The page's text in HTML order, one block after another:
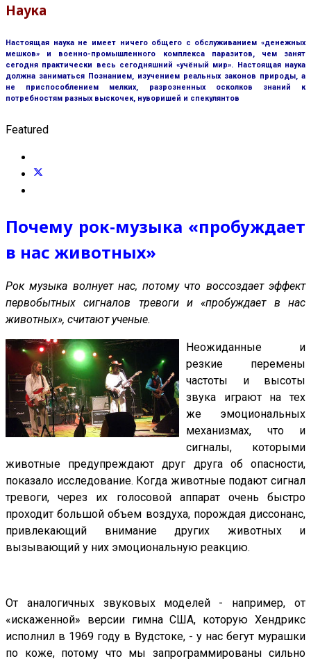
Наука
Настоящая наука не имеет ничего общего с обслуживанием «денежных
мешков» и военно-промышленного комплекса паразитов, чем занят
сегодня практически весь сегодняшний «учёный мир». Настоящая наука
должна заниматься Познанием, изучением реальных законов природы, а
не приспособлением мелких, разрозненных осколков знаний к
потребностям разных выскочек, нуворишей и спекулянтов
Featured
Почему рок-музыка «пробуждает
в нас животных»
Рок музыка волнует нас, потому что воссоздает эффект
первобытных сигналов тревоги и «пробуждает в нас
животных», считают ученые.
Неожиданные и
резкие перемены
частоты и высоты
звука играют на тех
же эмоциональных
механизмах, что и
сигналы, которыми
животные предупреждают друг друга об опасности,
показало исследование. Когда животные подают сигнал
тревоги, через их голосовой аппарат очень быстро
проходит большой объем воздуха, порождая диссонанс,
привлекающий внимание других животных и
вызывающий у них эмоциональную реакцию.
От аналогичных звуковых моделей - например, от
«искаженной» версии гимна США, которую Хендрикс
исполнил в 1969 году в Вудстоке, - у нас бегут мурашки
по коже, потому что мы запрограммированы сильно